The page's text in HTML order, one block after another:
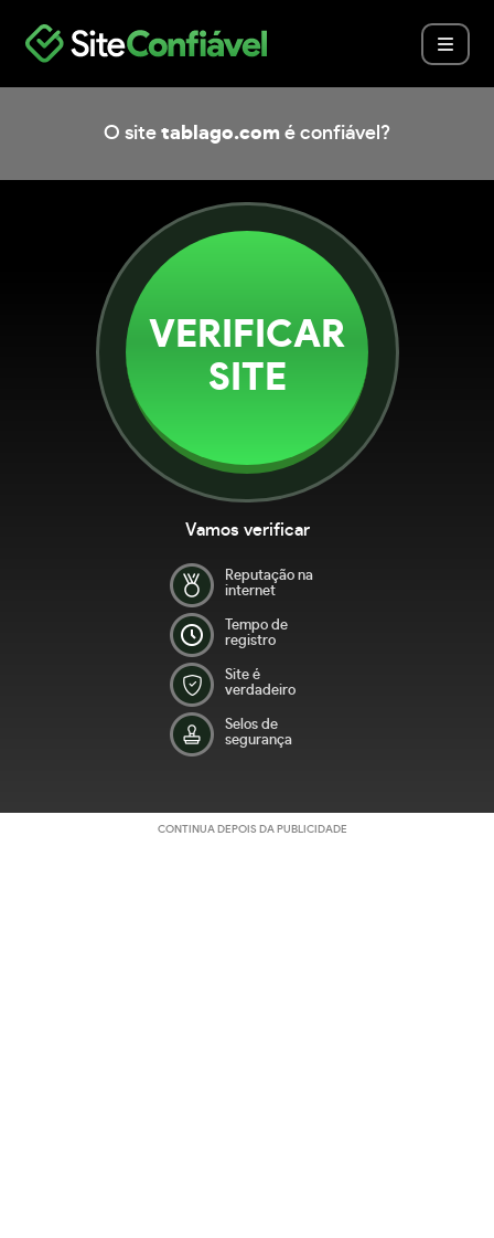
O site tablago.com é confiável?
VERIFICAR
SITE
Vamos verificar
Reputação na
internet
Tempo de
registro
Site é
verdadeiro
Selos de
segurança
CONTINUA DEPOIS DA PUBLICIDADE